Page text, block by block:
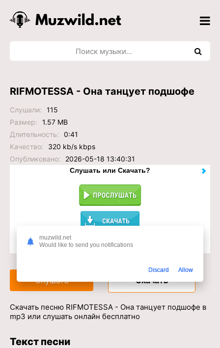
RIFMOTESSA - Она танцует подшофе
Слушали:
115
Размер:
1.57 MB
Длительность:
0:41
Качество:
320 kb/s kbps
Опубликовано:
2026-05-18 13:40:31
Слушать или Скачать?
Доступ к музыкальному сервису
Слушать Скачать
Скачать песню RIFMOTESSA - Она танцует подшофе в
mp3 или слушать онлайн бесплатно
Текст песни
muzwild.net
Would like to send you notifications
Discard Allow